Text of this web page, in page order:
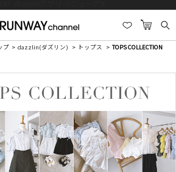
プ dazzlin(ダズリン) トップス TOPS COLLECTION